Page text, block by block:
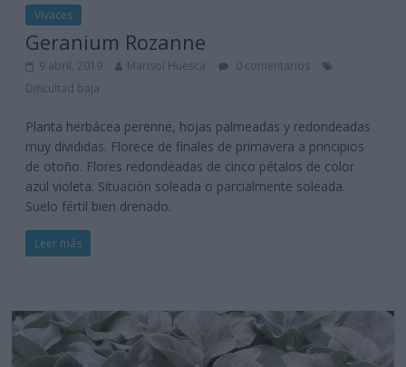
Vivaces
Geranium Rozanne
9 abril, 2019 Marisol Huesca
0 comentarios
Dificultad baja
Planta herbácea perenne, hojas palmeadas y redondeadas
muy divididas. Florece de finales de primavera a principios
de otoño. Flores redondeadas de cinco pétalos de color
azul violeta. Situación soleada o parcialmente soleada.
Suelo fértil bien drenado.
Leer más